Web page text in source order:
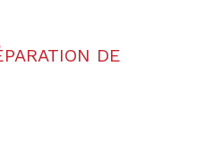
DE